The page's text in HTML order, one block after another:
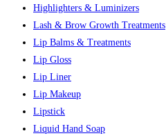
Highlighters & Luminizers
Lash & Brow Growth Treatments
Lip Balms & Treatments
Lip Gloss
Lip Liner
Lip Makeup
Lipstick
Liquid Hand Soap